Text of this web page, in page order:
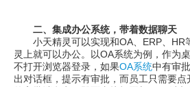
二、集成办公系统，带着数据聊天
小天精灵可以实现和OA、ERP、HR
灵上就可以办公。以OA系统为例，作为
不打开浏览器登录，如果OA系统中有审
出对话框，提示有审批，而员工只需要